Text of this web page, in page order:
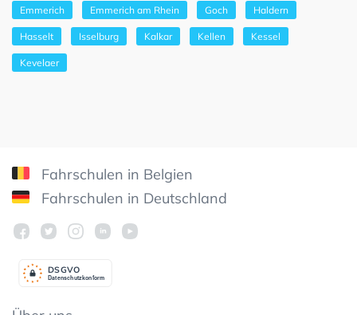
Emmerich Emmerich am Rhein Goch Haldern
Hasselt Isselburg Kalkar Kellen Kessel
Kevelaer
Fahrschulen in Belgien
Fahrschulen in Deutschland
Datenschutzkonform
DSGVO